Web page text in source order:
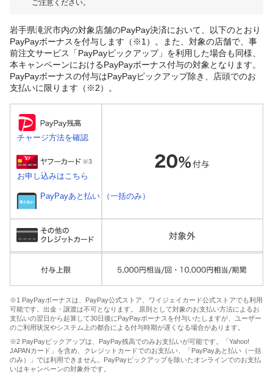
ご注意ください。
岩手県滝沢市内の対象店舗のPayPay決済において、以下のとおり
PayPayボーナスを付与します（※1）。また、対象の店舗で、事
前注文サービス「PayPayピックアップ」を利用した場合も同様、
本キャンペーンにおけるPayPayボーナス付与の対象となります。
PayPayボーナスの付与はPayPayピックアップ除き、店頭でのお
支払いに限ります（※2）。
チャージ方法を確認
お申し込みはこちら
PayPayあと払い （一括のみ）
※1 PayPayボーナスは、PayPay公式ストア、ワイジェイカード公式ストアでも利用
可能です。出金・譲渡は不可となります。 原則として対象のお支払い方法によるお
支払いの翌日から起算して30日後にPayPayボーナスを付与いたしますが、ユーザー
のご利用状況やシステム上の都合による付与時期が遅くなる場合があります。
※2 PayPayピックアップは、PayPay残高でのみお支払いが可能です。「Yahoo!
JAPANカード」を含め、クレジットカードでのお支払い、「PayPayあと払い（一括
のみ）」では利用できません。PayPayピックアップを除いたオンラインでのお支払
いはキャンペーンの対象外です。